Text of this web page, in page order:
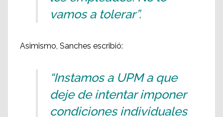
vamos a tolerar”.
Asimismo, Sanches escribió:
“Instamos a UPM a que
deje de intentar imponer
condiciones individuales